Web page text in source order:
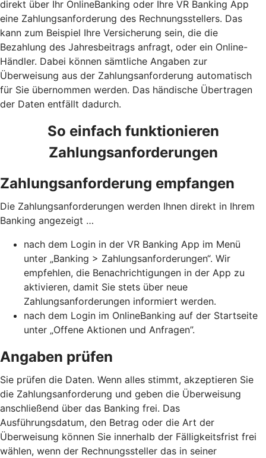
direkt über Ihr OnlineBanking oder Ihre VR Banking App
eine Zahlungsanforderung des Rechnungsstellers. Das
kann zum Beispiel Ihre Versicherung sein, die die
Bezahlung des Jahresbeitrags anfragt, oder ein Online-
Händler. Dabei können sämtliche Angaben zur
Überweisung aus der Zahlungsanforderung automatisch
für Sie übernommen werden. Das händische Übertragen
der Daten entfällt dadurch.
So einfach funktionieren
Zahlungsanforderungen
Zahlungsanforderung empfangen
Die Zahlungsanforderungen werden Ihnen direkt in Ihrem
Banking angezeigt …
nach dem Login in der VR Banking App im Menü
unter „Banking > Zahlungsanforderungen“. Wir
empfehlen, die Benachrichtigungen in der App zu
aktivieren, damit Sie stets über neue
Zahlungsanforderungen informiert werden.
nach dem Login im OnlineBanking auf der Startseite
unter „Offene Aktionen und Anfragen”.
Angaben prüfen
Sie prüfen die Daten. Wenn alles stimmt, akzeptieren Sie
die Zahlungsanforderung und geben die Überweisung
anschließend über das Banking frei. Das
Ausführungsdatum, den Betrag oder die Art der
Überweisung können Sie innerhalb der Fälligkeitsfrist frei
wählen, wenn der Rechnungssteller das in seiner